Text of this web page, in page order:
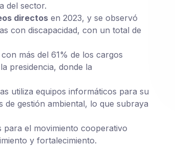
del sector.
directos en 2023, y se observó
con discapacidad, con un total de
más del 61% de los cargos
presidencia, donde la
utiliza equipos informáticos para su
de gestión ambiental, lo que subraya
para el movimiento cooperativo
y fortalecimiento.